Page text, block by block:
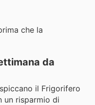
che la
da
il Frigorifero
un risparmio di